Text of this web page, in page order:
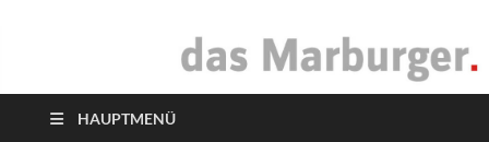
das Marburger.
HAUPTMENÜ